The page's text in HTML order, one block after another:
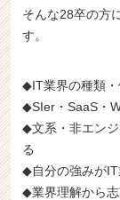
そんな28卒の方
す。
◆IT業界の種類・
◆SIer・SaaS・
◆文系・非エン
る
◆自分の強みがIT
◆業界理解から